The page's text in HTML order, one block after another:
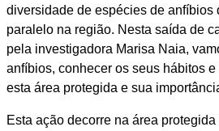
diversidade de espécies de anfíbios
paralelo na região. Nesta saída de
pela investigadora Marisa Naia,
anfíbios, conhecer os seus hábitos
esta área protegida e sua
Esta ação decorre na área